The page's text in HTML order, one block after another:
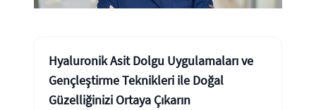
Hyaluronik Asit Dolgu Uygulamaları ve
Gençleştirme Teknikleri ile Doğal
Güzelliğinizi Ortaya Çıkarın